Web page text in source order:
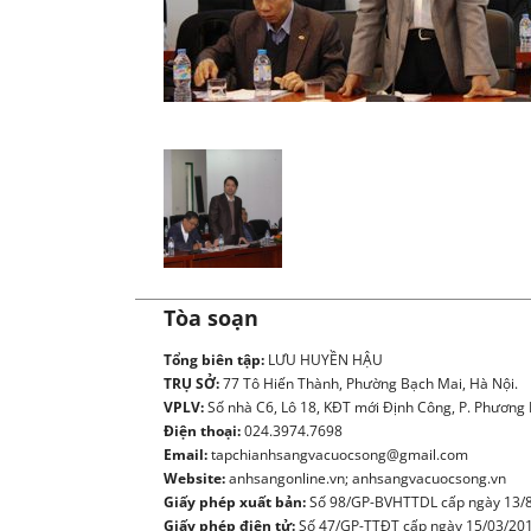
Ủ
Tòa soạn
Tổng biên tập: LƯU HUYỀN HẬU
TRỤ SỞ:77 Tô Hiến Thành, Phường Bạch Mai, Hà Nội.
VPLV:Số nhà C6, Lô 18, KĐT mới Định Công, P. Phương
Điện thoại:024.3974.7698
Email:tapchianhsangvacuocsong@gmail.com
Website:anhsangonline.vn; anhsangvacuocsong.vn
Giấy phép xuất bản:Số 98/GP-BVHTTDL cấp ngày
Giấy phép điện tử:Số 47/GP-TTĐT cấp ngày 15/03/